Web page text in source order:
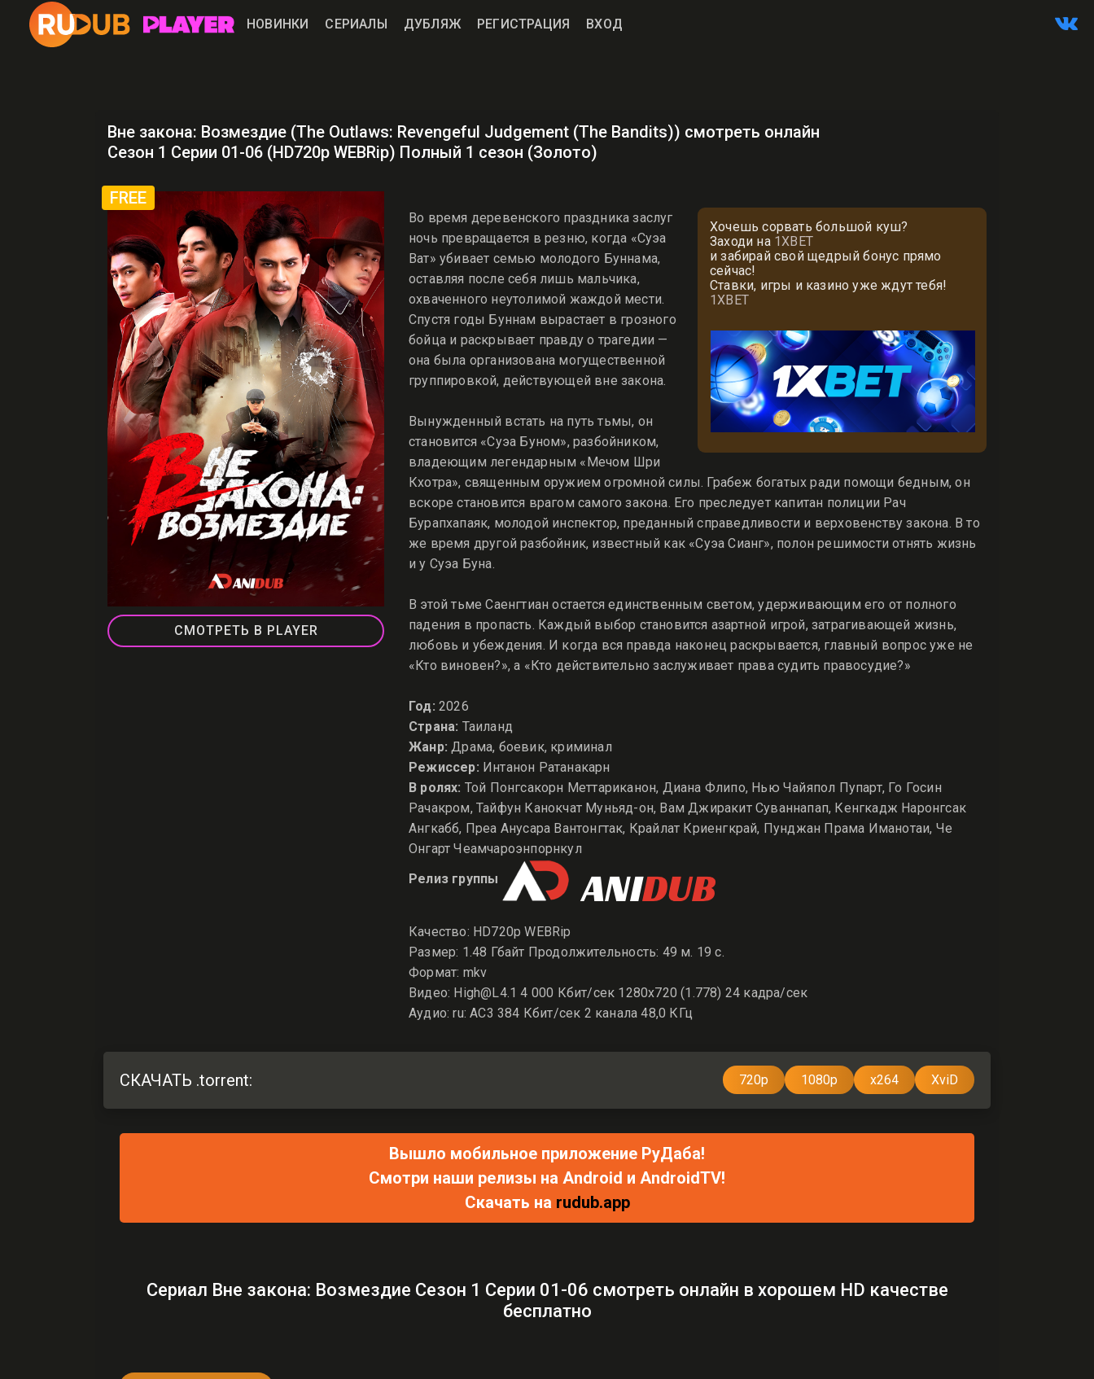
НОВИНКИ СЕРИАЛЫ ДУБЛЯЖ РЕГИСТРАЦИЯ ВХОД
Вне закона: Возмездие (The Outlaws: Revengeful Judgement (The Bandits)) смотреть онлайн
Сезон 1 Серии 01-06 (HD720p WEBRip) Полный 1 сезон (Золото)
FREE
СМОТРЕТЬ В PLAYER
Хочешь сорвать большой куш?
Заходи на 1XBET
и забирай свой щедрый бонус прямо
сейчас!
Ставки, игры и казино уже ждут тебя!
1XBET
Во время деревенского праздника заслуг
ночь превращается в резню, когда «Суэа
Ват» убивает семью молодого Буннама,
оставляя после себя лишь мальчика,
охваченного неутолимой жаждой мести.
Спустя годы Буннам вырастает в грозного
бойца и раскрывает правду о трагедии —
она была организована могущественной
группировкой, действующей вне закона.
Вынужденный встать на путь тьмы, он
становится «Суэа Буном», разбойником,
владеющим легендарным «Мечом Шри
Кхотра», священным оружием огромной силы. Грабеж богатых ради помощи бедным, он
вскоре становится врагом самого закона. Его преследует капитан полиции Рач
Бурапхапаяк, молодой инспектор, преданный справедливости и верховенству закона. В то
же время другой разбойник, известный как «Суэа Сианг», полон решимости отнять жизнь
и у Суэа Буна.
В этой тьме Саенгтиан остается единственным светом, удерживающим его от полного
падения в пропасть. Каждый выбор становится азартной игрой, затрагивающей жизнь,
любовь и убеждения. И когда вся правда наконец раскрывается, главный вопрос уже не
«Кто виновен?», а «Кто действительно заслуживает права судить правосудие?»
Год: 2026
Страна: Таиланд
Жанр: Драма, боевик, криминал
Режиссер: Интанон Ратанакарн
В ролях: Той Понгсакорн Меттариканон, Диана Флипо, Нью Чайяпол Пупарт, Го Госин
Рачакром, Тайфун Канокчат Муньяд-он, Вам Джиракит Суваннапап, Кенгкадж Наронгсак
Ангкабб, Преа Анусара Вантонгтак, Крайлат Криенгкрай, Пунджан Прама Иманотаи, Че
Онгарт Чеамчароэнпорнкул
Релиз группы
Качество: HD720p WEBRip
Размер: 1.48 Гбайт Продолжительность: 49 м. 19 с.
Формат: mkv
Видео: High@L4.1 4 000 Кбит/сек 1280x720 (1.778) 24 кадра/сек
Аудио: ru: AC3 384 Кбит/сек 2 канала 48,0 КГц
СКАЧАТЬ .torrent: 720p 1080p x264 XviD
Вышло мобильное приложение РуДаба!
Смотри наши релизы на Android и AndroidTV!
Скачать на rudub.app
Сериал Вне закона: Возмездие Сезон 1 Серии 01-06 смотреть онлайн в хорошем HD качестве
бесплатно